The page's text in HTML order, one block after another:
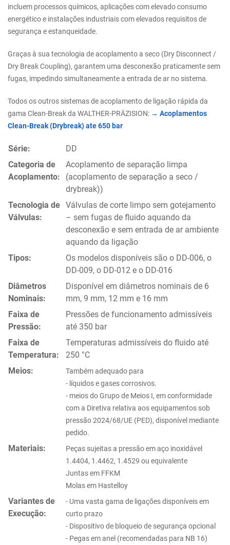
incluem processos químicos, aplicações com elevado consumo
energético e instalações industriais com elevados requisitos de
segurança e estanqueidade.
Graças à sua tecnologia de acoplamento a seco (Dry Disconnect /
Dry Break Coupling), garantem uma desconexão praticamente sem
fugas, impedindo simultaneamente a entrada de ar no sistema.
Todos os outros sistemas de acoplamento de ligação rápida da
gama Clean-Break da WALTHER-PRÄZISION: → Acoplamentos
Clean-Break (Drybreak) ate 650 bar
Série:
DD
Categoria de
Acoplamento:
Acoplamento de separação limpa
(acoplamento de separação a seco /
drybreak))
Tecnologia de
Válvulas:
Válvulas de corte limpo sem gotejamento
– sem fugas de fluido aquando da
desconexão e sem entrada de ar ambiente
aquando da ligação
Tipos:
Os modelos disponíveis são o DD-006, o
DD-009, o DD-012 e o DD-016
Diâmetros
Nominais:
Disponível em diâmetros nominais de 6
mm, 9 mm, 12 mm e 16 mm
Faixa de
Pressão:
Pressões de funcionamento admissíveis
até 350 bar
Faixa de
Temperatura:
Temperaturas admissíveis do fluido até
250 °C
Meios:
Também adequado para
- líquidos e gases corrosivos.
- meios do Grupo de Meios I, em conformidade
com a Diretiva relativa aos equipamentos sob
pressão 2024/68/UE (PED), disponível mediante
pedido.
Materiais:
Peças sujeitas a pressão em aço inoxidável
1.4404, 1.4462, 1.4529 ou equivalente
Juntas em FFKM
Molas em Hastelloy
Variantes de
Execução:
- Uma vasta gama de ligações disponíveis em
curto prazo
- Dispositivo de bloqueio de segurança opcional
- Pegas em anel (recomendadas para NB 16)